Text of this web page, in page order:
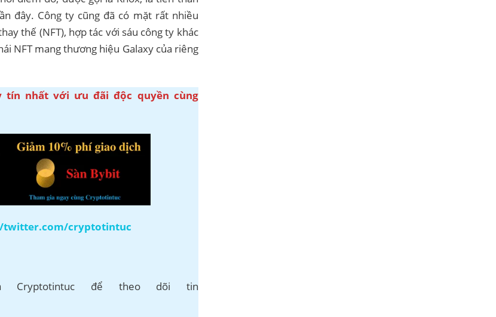
đây. Công ty cũng đã có mặt rất nhiều
thế (NFT), hợp tác với sáu công ty khác
NFT mang thương hiệu Galaxy của riêng
tín nhất với ưu đãi độc quyền cùng
twitter.com/cryptotintuc
Cryptotintuc để theo dõi tin